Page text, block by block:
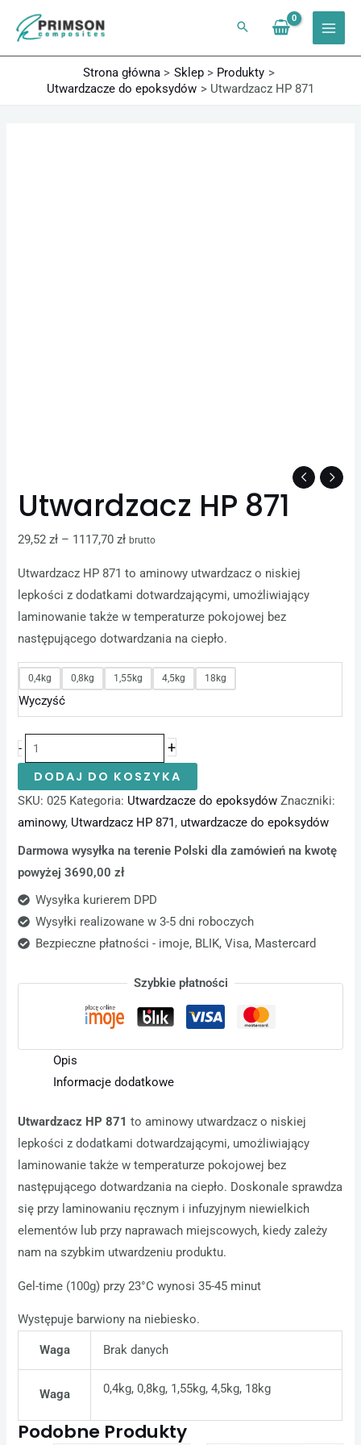
treści
Strona główna
Sklep
Produkty
Utwardzacze do epoksydów
Utwardzacz HP 871
Utwardzacz HP 871
29,52zł – 1117,70zł brutto
Utwardzacz HP 871 to aminowy utwardzacz o niskiej
lepkości z dodatkami dotwardzającymi, umożliwiający
laminowanie także w temperaturze pokojowej bez
następującego dotwardzania na ciepło.
0,4kg 0,8kg 1,55kg 4,5kg 18kg
Wyczyść
- +
DODAJ DO KOSZYKA
SKU:025 Kategoria: Utwardzacze do epoksydów Znaczniki:
aminowy, Utwardzacz HP 871 , utwardzacze do epoksydów
Darmowa wysyłka na terenie Polski dla zamówień na kwotę
powyżej 3690,00 zł
Wysyłka kurierem DPD
Wysyłki realizowane w 3-5 dni roboczych
Bezpieczne płatności - imoje, BLIK, Visa, Mastercard
Szybkie płatności
Opis
Informacje dodatkowe
Utwardzacz HP 871 to aminowy utwardzacz o niskiej
lepkości z dodatkami dotwardzającymi, umożliwiający
laminowanie także w temperaturze pokojowej bez
następującego dotwardzania na ciepło. Doskonale sprawdza
się przy laminowaniu ręcznym i infuzyjnym niewielkich
elementów lub przy naprawach miejscowych, kiedy zależy
nam na szybkim utwardzeniu produktu.
Gel-time (100g) przy 23°C wynosi 35-45 minut
Występuje barwiony na niebiesko.
Waga Brak danych
Waga 0,4kg, 0,8kg, 1,55kg, 4,5kg, 18kg
Podobne Produkty